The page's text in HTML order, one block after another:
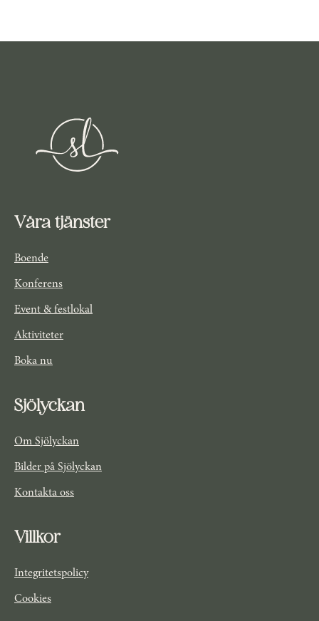
Våra tjänster
Boende
Konferens
Event & festlokal
Aktiviteter
Boka nu
Sjölyckan
Om Sjölyckan
Bilder på Sjölyckan
Kontakta oss
Villkor
Integritetspolicy
Cookies